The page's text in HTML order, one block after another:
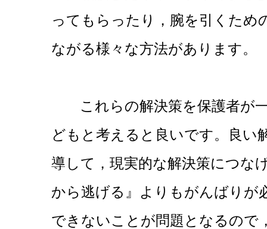
ってもらったり，腕を引くため
ながる様々な方法があります。
これらの解決策を保護者が一
どもと考えると良いです。良い
導して，現実的な解決策につな
から逃げる』よりもがんばりが
できないことが問題となるので